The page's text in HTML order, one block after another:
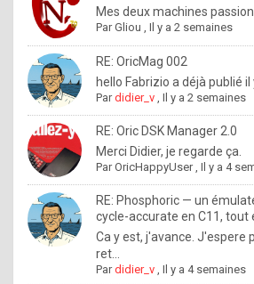
b
y
o
l
e
x
.
I
f
y
Mes deux machines
ParGliou ,Il y a 2 semaines
RE: OricMag 002
hello Fabrizio a déjà publié il
Pardidier_v ,Il y a 2 semaines
RE: Oric DSK Manager 2.0
Merci Didier, je regarde ça.
ParOricHappyUser,Il y a 4
RE: Phosphoric — un
cycle-accurate en C11, tout
Ca y est, j'avance. J'espere
ret...
Pardidier_v ,Il y a 4 semaines